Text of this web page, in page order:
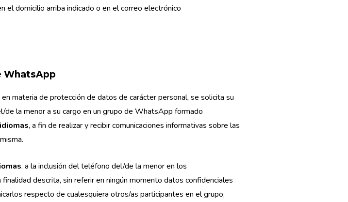
el domicilio arriba indicado o en el correo electrónico
WhatsApp
materia de protección de datos de carácter personal, se solicita su
la menor a su cargo en un grupo de WhatsApp formado
, a fin de realizar y recibir comunicaciones informativas sobre las
. a la inclusión del teléfono del/de la menor en los
descrita, sin referir en ningún momento datos confidenciales
respecto de cualesquiera otros/as participantes en el grupo,